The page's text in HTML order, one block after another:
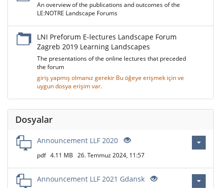
An overview of the publications and outcomes of the
LE:NOTRE Landscape Forums
LNI Preforum E-lectures Landscape Forum
Zagreb 2019 Learning Landscapes
The presentations of the online lectures that preceded
the forum
giriş yapmış olmanız gerekir Bu öğeye erişmek için ve
uygun dosya erişim var.
Dosyalar
Announcement LLF 2020
pdf 4.11 MB 26. Temmuz 2024, 11:57
Announcement LLF 2021 Gdansk